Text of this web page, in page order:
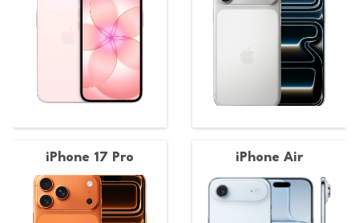
iPhone 17 Pro iPhone Air